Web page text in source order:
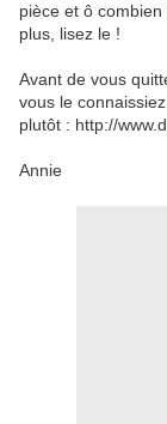
pièce et ô
plus, lisez le !
Avant de vous
vous le
plutôt : http://
Annie